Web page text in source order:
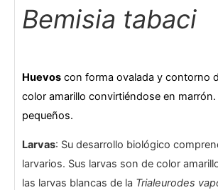
Bemisia tabaci
Huevoscon forma ovalada y contorno
color amarillo convirtiéndose en marrón.
Larvas: Su desarrollo biológico
larvarios. Sus larvas son de color